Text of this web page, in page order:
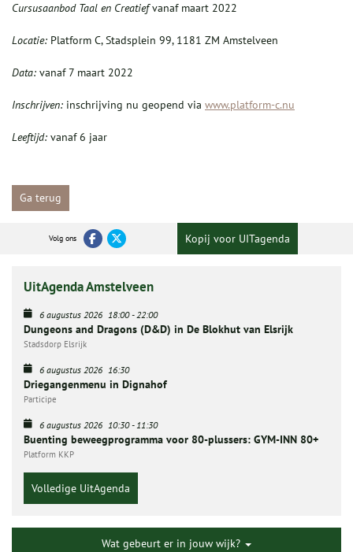
Cursusaanbod Taal en Creatiefvanaf maart 2022
Locatie: Platform C, Stadsplein 99, 1181 ZM Amstelveen
Data: vanaf 7 maart 2022
Inschrijven: inschrijving nu geopend via www.platform-c.nu
Leeftijd: vanaf 6 jaar
Ga terug
Volg ons Kopij voor UITagenda
UitAgenda Amstelveen
6 augustus 2026 18:00-22:00
Dungeons and Dragons (D&D) in De Blokhut van Elsrijk
Stadsdorp Elsrijk
6 augustus 2026 16:30
Driegangenmenu in Dignahof
Participe
6 augustus 2026 10:30-11:30
Buenting beweegprogramma voor 80-plussers: GYM-INN 80+
Platform KKP
Volledige UitAgenda
Wat gebeurt er in jouw wijk?